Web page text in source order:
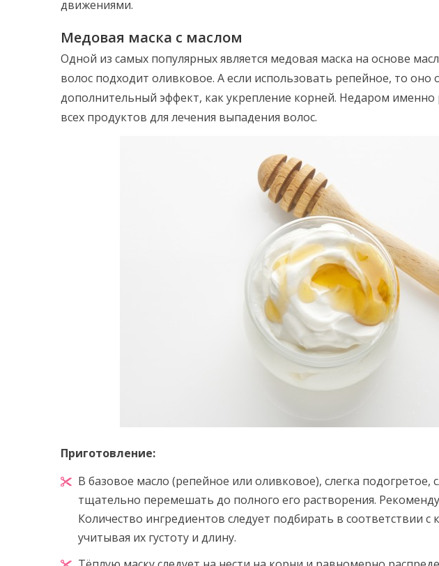
движениями.
Медовая маска с маслом
Одной из самых популярных является медовая маска на основе
волос подходит оливковое. А если использовать репейное, то оно
дополнительный эффект, как укрепление корней. Недаром именно
всех продуктов для лечения выпадения волос.
Приготовление:
В базовое масло (репейное или оливковое), слегка подогретое,
тщательно перемешать до полного его растворения.
Количество ингредиентов следует подбирать в соответствии с
учитывая их густоту и длину.